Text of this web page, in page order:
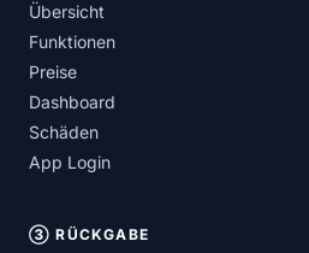
Übersicht
Funktionen
Preise
Dashboard
Schäden
App Login
③ RÜCKGABE